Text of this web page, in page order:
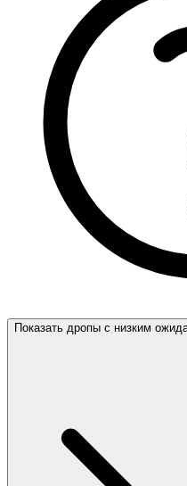
Показать дропы с низким